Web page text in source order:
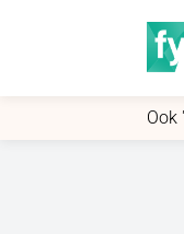
Ook
Ook